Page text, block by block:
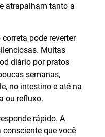
atrapalham tanto a
pode reverter
Muitas
diário por pratos
semanas,
no intestino e até na
ou refluxo.
rápido. A
que você